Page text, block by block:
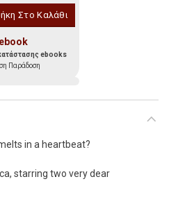
Στο Καλάθι
ebook
ebooks
Παράδοση
in a heartbeat?
starring two very dear